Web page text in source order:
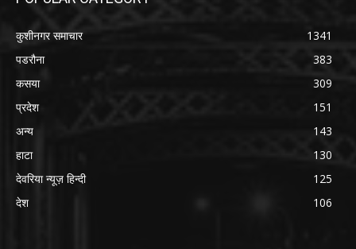
कुशीनगर समाचार
1341
पडरौना
383
कसया
309
प्रदेश
151
अन्य
143
हाटा
130
देवरिया न्यूज़ हिन्दी
125
देश
106